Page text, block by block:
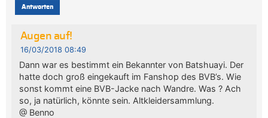
Antworten
Augen auf!
16/03/2018 08:49
Dann war es bestimmt ein Bekannter von Batshuayi. Der
hatte doch groß eingekauft im Fanshop des BVB’s. Wie
sonst kommt eine BVB-Jacke nach Wandre. Was ? Ach
so, ja natürlich, könnte sein. Altkleidersammlung.
@ Benno